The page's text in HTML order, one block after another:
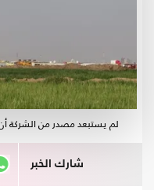
لم يستبعد مصدر من الشركة
شارك الخبر